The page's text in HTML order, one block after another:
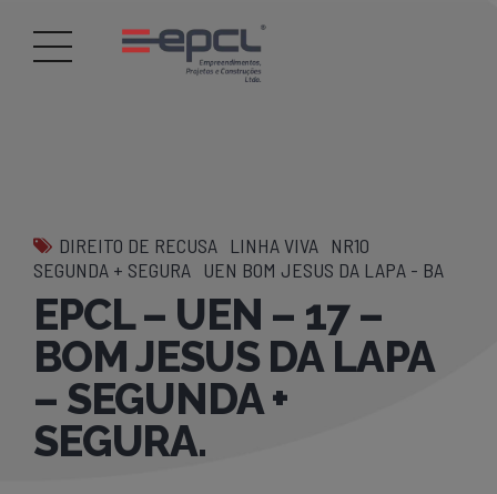
DIREITO DE RECUSA LINHA VIVA NR10
SEGUNDA + SEGURA UEN BOM JESUS DA LAPA - BA
EPCL – UEN – 17 –
BOM JESUS DA LAPA
– SEGUNDA +
SEGURA.